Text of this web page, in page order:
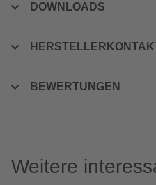
DOWNLOADS
BEWERTUNGEN
Weitere